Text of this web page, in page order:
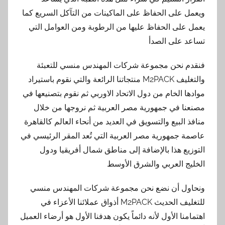
ويعمل على الحفاظ على الماكينات من التآكل السريع كما
يعمل على الحفاظ عليها من الرطوبة ومن العوامل التي
تساعد على الصدأ
فنقدم نحن مجموعة شركات المهندس منسي للتعبئة
والتغليف M2PACK منتجاتنا الرائعة والتي نقوم باستيراد
موادها الخام من دول الاتحاد الاوربي ثم نقوم بتصنيعها في
مصنعنا في جمهورية مصر العربية ثم نروجها من خلال
منافذ البيع والتسويق في العديد من أنحاء العالم كالقاهرة
عاصمة جمهورية مصر العربية التي تُعد المقر الرئيسي في
التوزيع هذا بالإضافة إلى مناطق شمال أفريقيا ودول
الخليج العربي والشرق الأوسط
ونحاول أن نضع نحن مجموعة شركات المهندس منسي
للتغليف الحديث M2PACK أذواق عملائنا الأعزاء في
اهتمامنا الأول لأنه دائماً يكون هدفنا الأول هو أرضاء العميل